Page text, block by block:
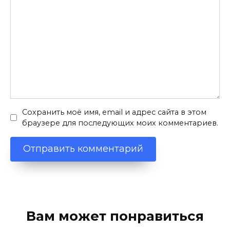
Сохранить моё имя, email и адрес сайта в этом
браузере для последующих моих комментариев.
Вам может понравиться